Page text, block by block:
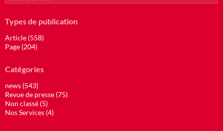
Types de publication
Article (558)
Page (204)
Catégories
news (543)
Revue de presse (75)
Non classé (5)
Nos Services (4)